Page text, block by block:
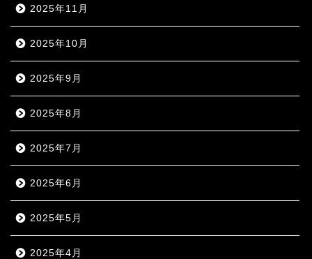
2025年11月
2025年10月
2025年9月
2025年8月
2025年7月
2025年6月
2025年5月
2025年4月